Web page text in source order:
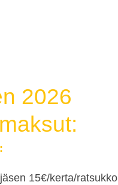
2026
15€/kerta/ratsukko